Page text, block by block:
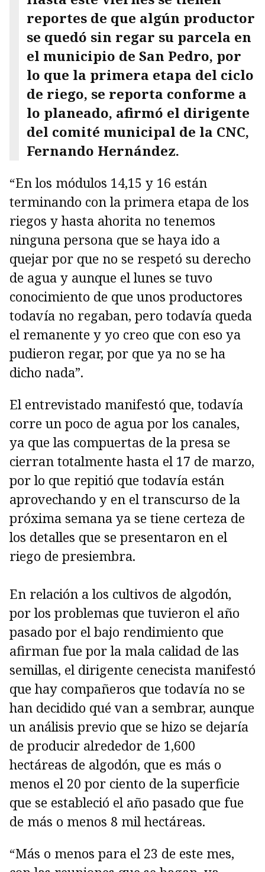
reportes de que algún productor
se quedó sin regar su parcela en
el municipio de San Pedro, por
lo que la primera etapa del ciclo
de riego, se reporta conforme a
lo planeado, afirmó el dirigente
del comité municipal de la CNC,
Fernando Hernández.
“En los módulos 14,15 y 16 están
terminando con la primera etapa de los
riegos y hasta ahorita no tenemos
ninguna persona que se haya ido a
quejar por que no se respetó su derecho
de agua y aunque el lunes se tuvo
conocimiento de que unos productores
todavía no regaban, pero todavía queda
el remanente y yo creo que con eso ya
pudieron regar, por que ya no se ha
dicho nada”.
El entrevistado manifestó que, todavía
corre un poco de agua por los canales,
ya que las compuertas de la presa se
cierran totalmente hasta el 17 de marzo,
por lo que repitió que todavía están
aprovechando y en el transcurso de la
próxima semana ya se tiene certeza de
los detalles que se presentaron en el
riego de presiembra.
En relación a los cultivos de algodón,
por los problemas que tuvieron el año
pasado por el bajo rendimiento que
afirman fue por la mala calidad de las
semillas, el dirigente cenecista manifestó
que hay compañeros que todavía no se
han decidido qué van a sembrar, aunque
un análisis previo que se hizo se dejaría
de producir alrededor de 1,600
hectáreas de algodón, que es más o
menos el 20 por ciento de la superficie
que se estableció el año pasado que fue
de más o menos 8 mil hectáreas.
“Más o menos para el 23 de este mes,